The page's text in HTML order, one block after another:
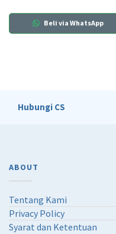
Beli via WhatsApp
Hubungi CS
ABOUT
Tentang Kami
Privacy Policy
Syarat dan Ketentuan